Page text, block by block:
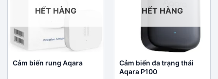
HẾT HÀNG
Cảm biến rung Aqara
HẾT HÀNG
Cảm biến đa trạng thái
Aqara P100